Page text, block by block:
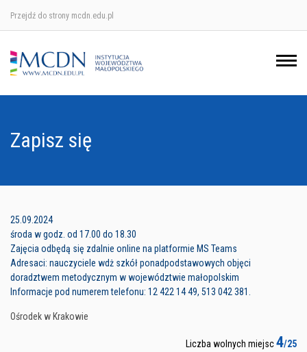
Przejdź do strony mcdn.edu.pl
Zapisz się
25.09.2024
środa w godz. od 17.00 do 18.30
Zajęcia odbędą się zdalnie online na platformie MS Teams
Adresaci: nauczyciele wdż szkół ponadpodstawowych objęci
doradztwem metodycznym w województwie małopolskim
Informacje pod numerem telefonu: 12 422 14 49, 513 042 381.
Ośrodek w Krakowie
Liczba wolnych miejsc4/25
Ośrodek w Krakowie
Ośrodek w Nowym Sączu
Ośrodek w Tarnowie